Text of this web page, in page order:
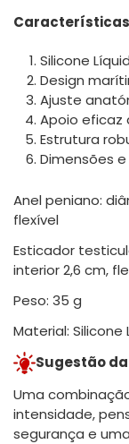
Silicone
Design
Ajuste
Apoio eficaz
Estrutura
Dimensões
Anel peniano:
flexível
Esticador
interior 2,6 cm,
Peso: 35 g
Material: Silicone
Sugestão da
Uma
intensidade,
segurança e